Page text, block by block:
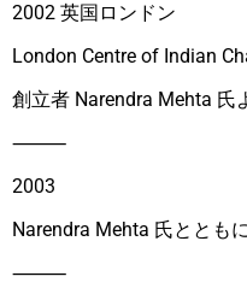
2002 英国ロンドン
London Centre of Indian
創立者 Narendra Mehta 氏
⸻
2003
Narendra Mehta 氏ととも
⸻